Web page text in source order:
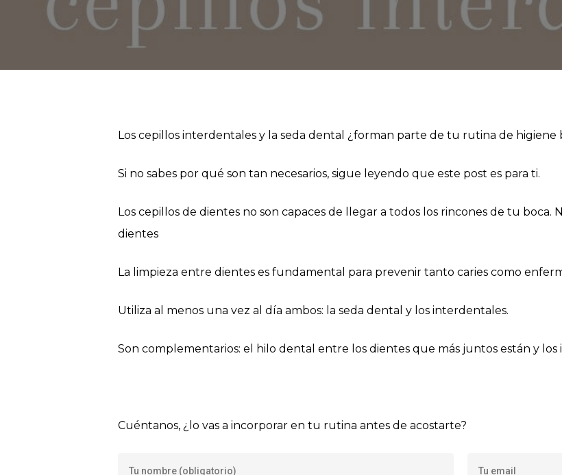
Los cepillos interdentales y la seda dental ¿forman parte de tu rutina de higiene
Si no sabes por qué son tan necesarios, sigue leyendo que este post es para ti.
Los cepillos de dientes no son capaces de llegar a todos los rincones de tu boca.
dientes
La limpieza entre dientes es fundamental para prevenir tanto caries como
Utiliza al menos una vez al día ambos: la seda dental y los interdentales.
Son complementarios: el hilo dental entre los dientes que más juntos están y
Cuéntanos, ¿lo vas a incorporar en tu rutina antes de acostarte?